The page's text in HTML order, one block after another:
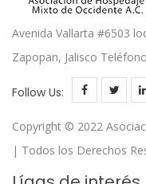
Avenida Vallarta #6503
Zapopan, Jalisco
Follow Us:
Copyright © 2022
| Todos los Derechos